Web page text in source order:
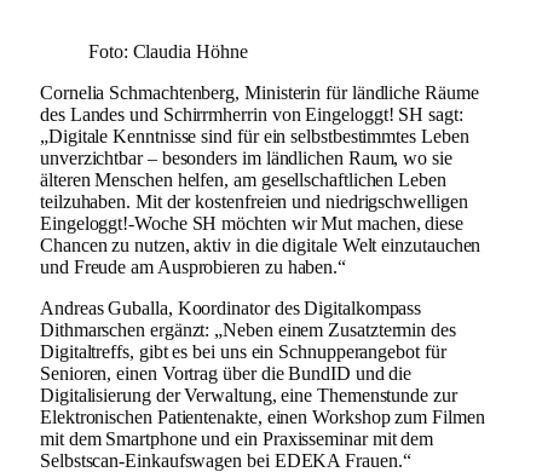
Foto: Claudia Höhne
Cornelia Schmachtenberg, Ministerin für ländliche Räume
des Landes und Schirrmherrin von Eingeloggt! SH sagt:
„Digitale Kenntnisse sind für ein selbstbestimmtes Leben
unverzichtbar – besonders im ländlichen Raum, wo sie
älteren Menschen helfen, am gesellschaftlichen Leben
teilzuhaben. Mit der kostenfreien und niedrigschwelligen
Eingeloggt!-Woche SH möchten wir Mut machen, diese
Chancen zu nutzen, aktiv in die digitale Welt einzutauchen
und Freude am Ausprobieren zu haben.“
Andreas Guballa, Koordinator des Digitalkompass
Dithmarschen ergänzt: „Neben einem Zusatztermin des
Digitaltreffs, gibt es bei uns ein Schnupperangebot für
Senioren, einen Vortrag über die BundID und die
Digitalisierung der Verwaltung, eine Themenstunde zur
Elektronischen Patientenakte, einen Workshop zum Filmen
mit dem Smartphone und ein Praxisseminar mit dem
Selbstscan-Einkaufswagen bei EDEKA Frauen.“